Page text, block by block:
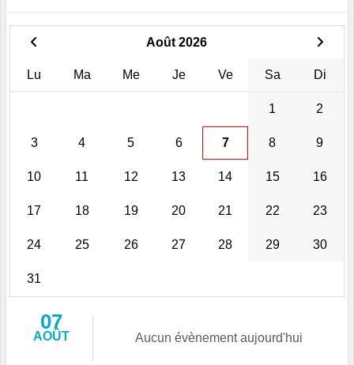
Août 2026
Lu Ma Me Je Ve Sa Di
1 2
3 4 5 6 7 8 9
10 11 12 13 14 15 16
17 18 19 20 21 22 23
24 25 26 27 28 29 30
31
07
AOÛT Aucun évènement aujourd'hui